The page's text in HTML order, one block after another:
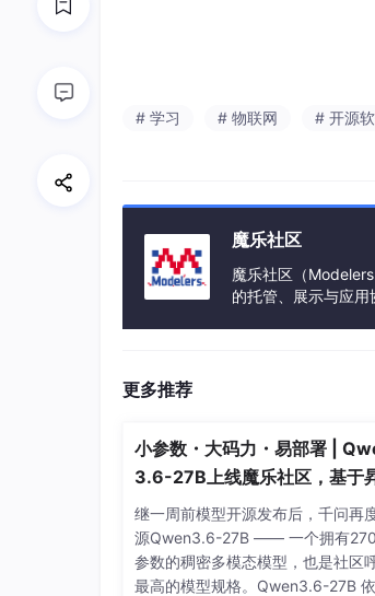
8.2 OLED
九、应用配置
十、节点运行逻
10.1 任务
10.2 闹钟
10.3 事件
# 学习 # 物联网 # 开源
魔乐社区
魔乐社区（
的托管、展示与应
更多推荐
小参数・大码力・易部署 |
3.6-27B上线魔乐社区，基于
的部署教程来了
继一周前模型开源发布后，千问再
源Qwen3.6-27B —— 一个拥有
参数的稠密多模态模型，也是社区
最高的模型规格。Qwen3.6-27B